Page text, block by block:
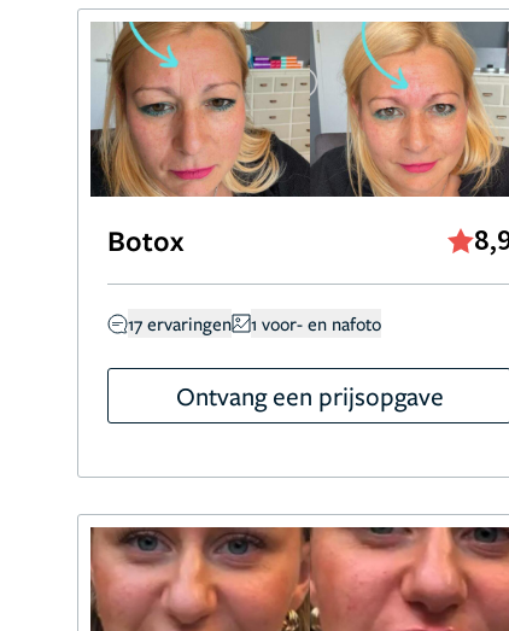
Botox
17 ervaringen 1 voor- en nafoto
Ontvang een prijsopgave